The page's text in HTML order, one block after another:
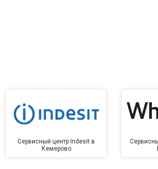
Сервисный центр Indesit в
Кемерово